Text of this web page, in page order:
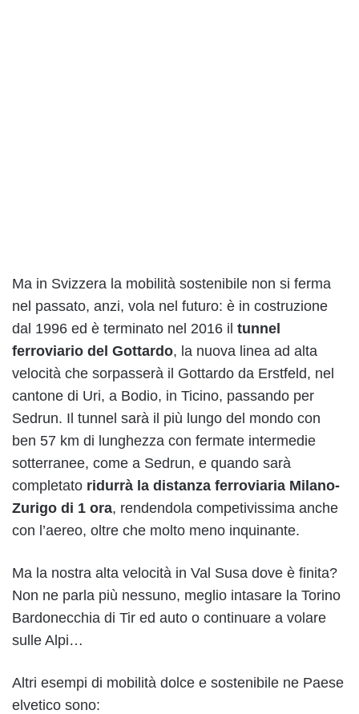
Ma in Svizzera la mobilità sostenibile non si ferma
nel passato, anzi, vola nel futuro: è in costruzione
dal 1996 ed è terminato nel 2016 il tunnel
ferroviario del Gottardo, la nuova linea ad alta
velocità che sorpasserà il Gottardo da Erstfeld, nel
cantone di Uri, a Bodio, in Ticino, passando per
Sedrun. Il tunnel sarà il più lungo del mondo con
ben 57 km di lunghezza con fermate intermedie
sotterranee, come a Sedrun, e quando sarà
completato ridurrà la distanza ferroviaria Milano-
Zurigo di 1 ora, rendendola competivissima anche
con l’aereo, oltre che molto meno inquinante.
Ma la nostra alta velocità in Val Susa dove è finita?
Non ne parla più nessuno, meglio intasare la Torino
Bardonecchia di Tir ed auto o continuare a volare
sulle Alpi…
Altri esempi di mobilità dolce e sostenibile ne Paese
elvetico sono: